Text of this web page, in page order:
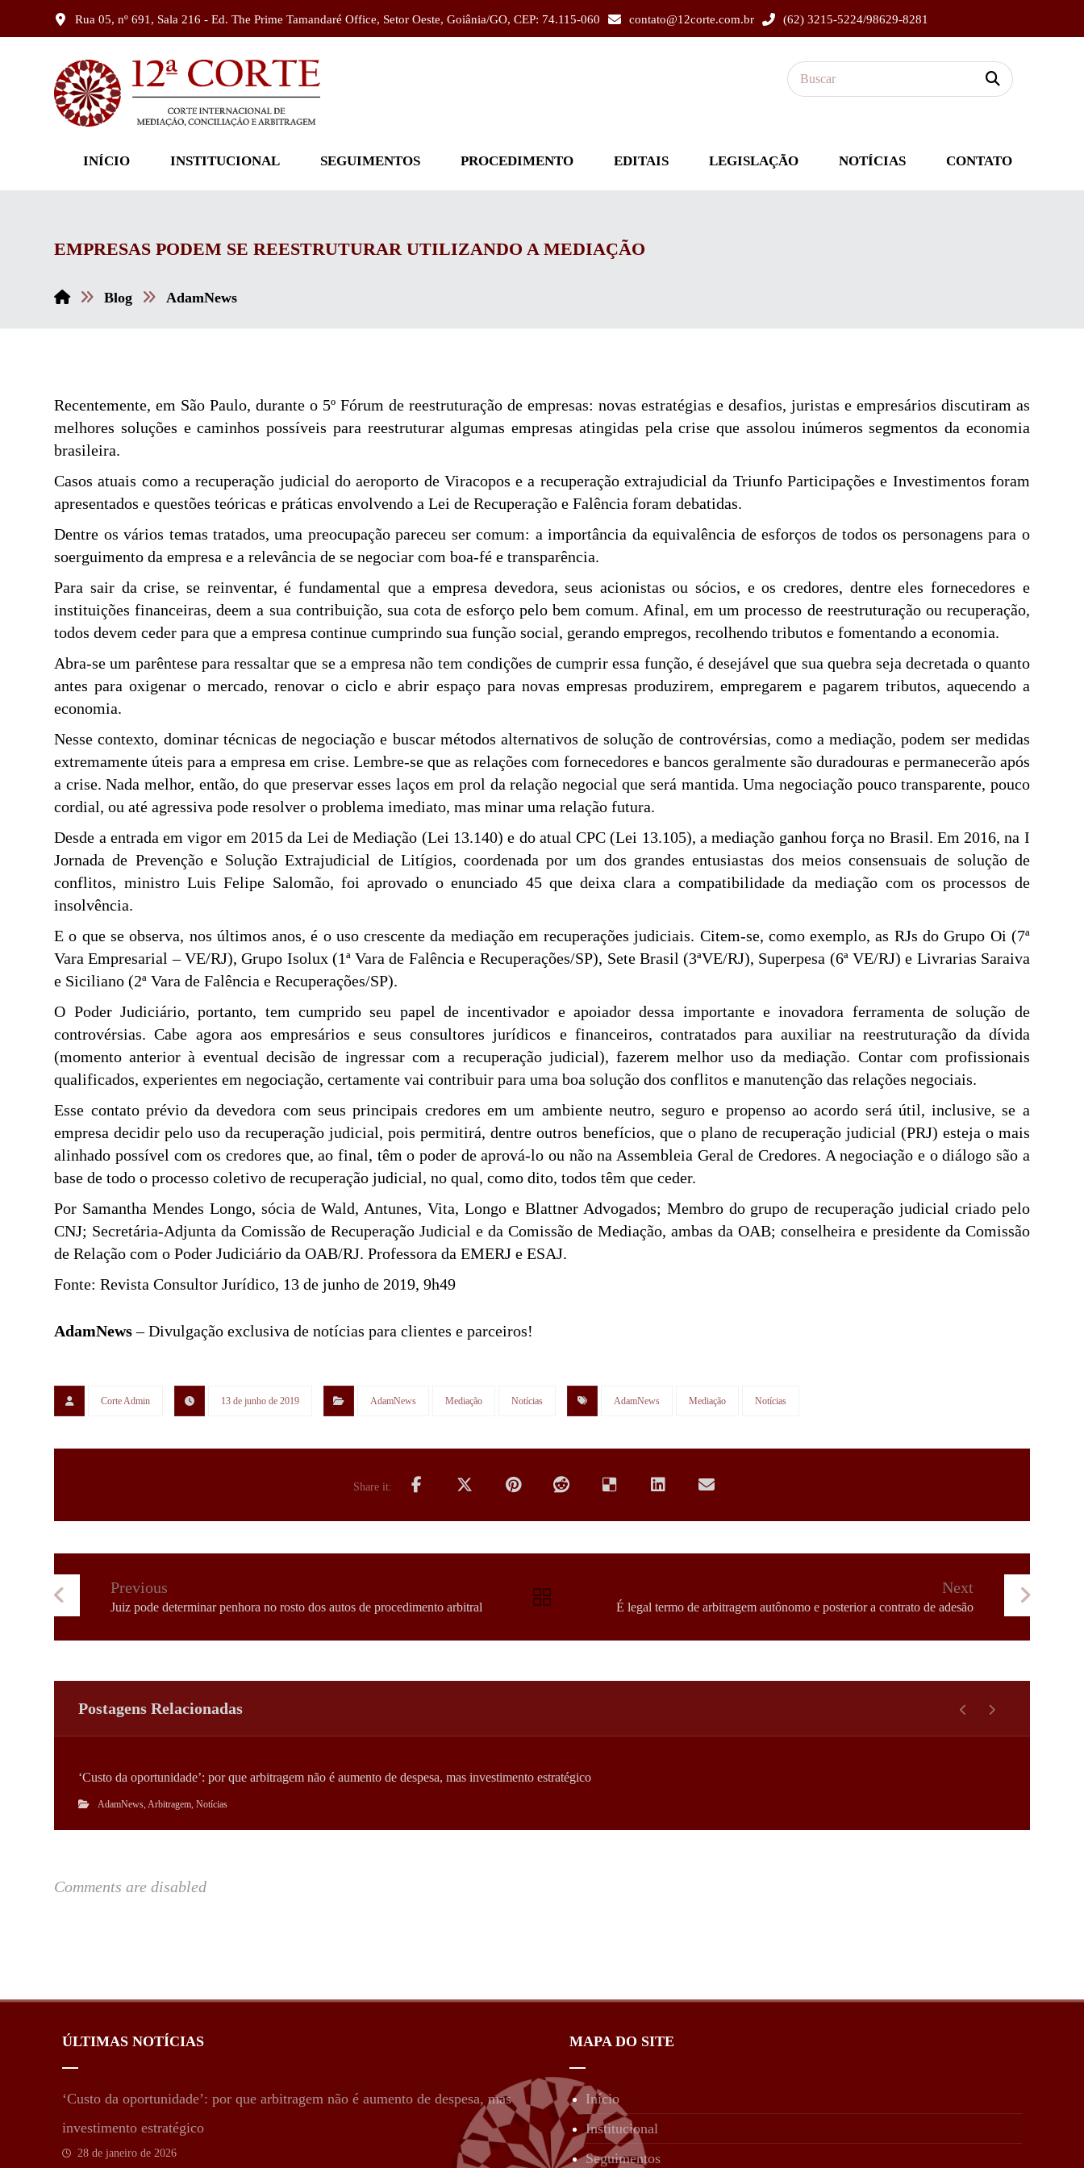
Rua 05, nº 691, Sala 216 - Ed. The Prime Tamandaré Office, Setor Oeste, Goiânia/GO, CEP: 74.115-060 contato@12corte.com.br (62) 3215-5224/98629-8281
INÍCIO INSTITUCIONAL SEGUIMENTOS PROCEDIMENTO EDITAIS LEGISLAÇÃO NOTÍCIAS CONTATO
EMPRESAS PODEM SE REESTRUTURAR UTILIZANDO A MEDIAÇÃO
Blog AdamNews
Recentemente, em São Paulo, durante o 5º Fórum de reestruturação de empresas: novas estratégias e desafios, juristas e empresários discutiram as
melhores soluções e caminhos possíveis para reestruturar algumas empresas atingidas pela crise que assolou inúmeros segmentos da economia
brasileira.
Casos atuais como a recuperação judicial do aeroporto de Viracopos e a recuperação extrajudicial da Triunfo Participações e Investimentos foram
apresentados e questões teóricas e práticas envolvendo a Lei de Recuperação e Falência foram debatidas.
Dentre os vários temas tratados, uma preocupação pareceu ser comum: a importância da equivalência de esforços de todos os personagens para o
soerguimento da empresa e a relevância de se negociar com boa-fé e transparência.
Para sair da crise, se reinventar, é fundamental que a empresa devedora, seus acionistas ou sócios, e os credores, dentre eles fornecedores e
instituições financeiras, deem a sua contribuição, sua cota de esforço pelo bem comum. Afinal, em um processo de reestruturação ou recuperação,
todos devem ceder para que a empresa continue cumprindo sua função social, gerando empregos, recolhendo tributos e fomentando a economia.
Abra-se um parêntese para ressaltar que se a empresa não tem condições de cumprir essa função, é desejável que sua quebra seja decretada o quanto
antes para oxigenar o mercado, renovar o ciclo e abrir espaço para novas empresas produzirem, empregarem e pagarem tributos, aquecendo a
economia.
Nesse contexto, dominar técnicas de negociação e buscar métodos alternativos de solução de controvérsias, como a mediação, podem ser medidas
extremamente úteis para a empresa em crise. Lembre-se que as relações com fornecedores e bancos geralmente são duradouras e permanecerão após
a crise. Nada melhor, então, do que preservar esses laços em prol da relação negocial que será mantida. Uma negociação pouco transparente, pouco
cordial, ou até agressiva pode resolver o problema imediato, mas minar uma relação futura.
Desde a entrada em vigor em 2015 da Lei de Mediação (Lei 13.140) e do atual CPC (Lei 13.105), a mediação ganhou força no Brasil. Em 2016, na I
Jornada de Prevenção e Solução Extrajudicial de Litígios, coordenada por um dos grandes entusiastas dos meios consensuais de solução de
conflitos, ministro Luis Felipe Salomão, foi aprovado o enunciado 45 que deixa clara a compatibilidade da mediação com os processos de
insolvência.
E o que se observa, nos últimos anos, é o uso crescente da mediação em recuperações judiciais. Citem-se, como exemplo, as RJs do Grupo Oi (7ª
Vara Empresarial – VE/RJ), Grupo Isolux (1ª Vara de Falência e Recuperações/SP), Sete Brasil (3ªVE/RJ), Superpesa (6ª VE/RJ) e Livrarias Saraiva
e Siciliano (2ª Vara de Falência e Recuperações/SP).
O Poder Judiciário, portanto, tem cumprido seu papel de incentivador e apoiador dessa importante e inovadora ferramenta de solução de
controvérsias. Cabe agora aos empresários e seus consultores jurídicos e financeiros, contratados para auxiliar na reestruturação da dívida
(momento anterior à eventual decisão de ingressar com a recuperação judicial), fazerem melhor uso da mediação. Contar com profissionais
qualificados, experientes em negociação, certamente vai contribuir para uma boa solução dos conflitos e manutenção das relações negociais.
Esse contato prévio da devedora com seus principais credores em um ambiente neutro, seguro e propenso ao acordo será útil, inclusive, se a
empresa decidir pelo uso da recuperação judicial, pois permitirá, dentre outros benefícios, que o plano de recuperação judicial (PRJ) esteja o mais
alinhado possível com os credores que, ao final, têm o poder de aprová-lo ou não na Assembleia Geral de Credores. A negociação e o diálogo são a
base de todo o processo coletivo de recuperação judicial, no qual, como dito, todos têm que ceder.
Por Samantha Mendes Longo, sócia de Wald, Antunes, Vita, Longo e Blattner Advogados; Membro do grupo de recuperação judicial criado pelo
CNJ; Secretária-Adjunta da Comissão de Recuperação Judicial e da Comissão de Mediação, ambas da OAB; conselheira e presidente da Comissão
de Relação com o Poder Judiciário da OAB/RJ. Professora da EMERJ e ESAJ.
Fonte: Revista Consultor Jurídico, 13 de junho de 2019, 9h49
AdamNews– Divulgação exclusiva de notícias para clientes e parceiros!
Corte Admin 13 de junho de 2019 AdamNews Mediação Notícias AdamNews Mediação Notícias
Previous
Juiz pode determinar penhora no rosto dos autos de procedimento arbitral
Next
É legal termo de arbitragem autônomo e posterior a contrato de adesão
Postagens Relacionadas
‘Custo da oportunidade’: por que arbitragem não é aumento de despesa, mas investimento estratégico
AdamNews,Arbitragem,Notícias
Comments are disabled
ÚLTIMAS NOTÍCIAS
‘Custo da oportunidade’: por que arbitragem não é aumento de despesa, mas
investimento estratégico
28 de janeiro de 2026
MAPA DO SITE
Início
Institucional
Seguimentos